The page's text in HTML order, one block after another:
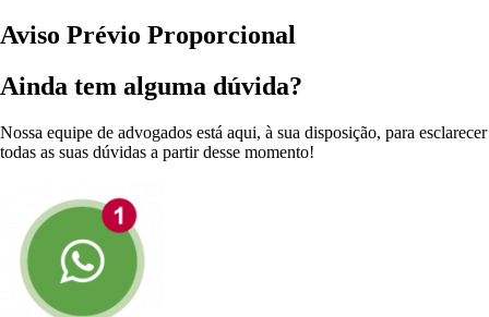
Aviso Prévio Proporcional
Ainda tem alguma dúvida?
Nossa equipe de advogados está aqui, à sua disposição, para esclarecer
todas as suas dúvidas a partir desse momento!